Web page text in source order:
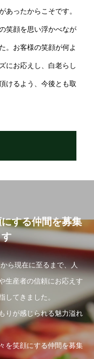
あったからこそです。
笑顔を思い浮かべなが
。お客様の笑顔が何よ
にお応えし、白老らし
けるよう、今後とも取
する仲間を募集
ら現在に至るまで、人
生産者の信頼にお応えす
してきました。
りが感じられる魅力溢れ
を笑顔にする仲間を募集